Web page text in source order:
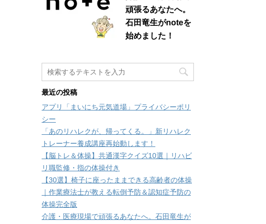
頑張るあなたへ。
石田竜生がnoteを
始めました！
最近の投稿
アプリ「まいにち元気道場」プライバシーポリ
シー
「あのリハレクが、帰ってくる。」新リハレク
トレーナー養成講座再始動します！
【脳トレ＆体操】共通漢字クイズ10選｜リハビ
リ職監修・指の体操付き
【30選】椅子に座ったままできる高齢者の体操
｜作業療法士が教える転倒予防＆認知症予防の
体操完全版
介護・医療現場で頑張るあなたへ。石田竜生が